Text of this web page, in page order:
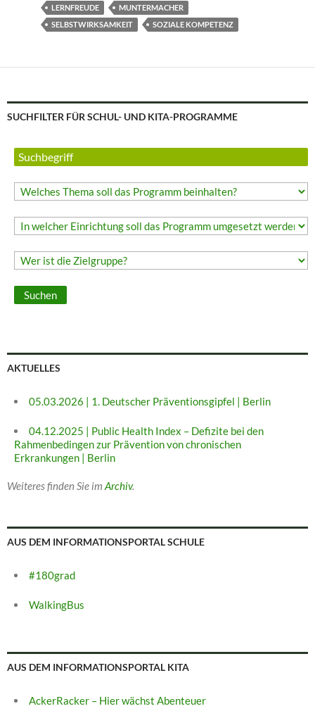
LERNFREUDE
MUNTERMACHER
SELBSTWIRKSAMKEIT
SOZIALE KOMPETENZ
SUCHFILTER FÜR SCHUL- UND KITA-PROGRAMME
AKTUELLES
05.03.2026 | 1. Deutscher Präventionsgipfel | Berlin
04.12.2025 | Public Health Index – Defizite bei den
Rahmenbedingen zur Prävention von chronischen
Erkrankungen | Berlin
Weiteres finden Sie im Archiv.
AUS DEM INFORMATIONSPORTAL SCHULE
#180grad
WalkingBus
AUS DEM INFORMATIONSPORTAL KITA
AckerRacker – Hier wächst Abenteuer